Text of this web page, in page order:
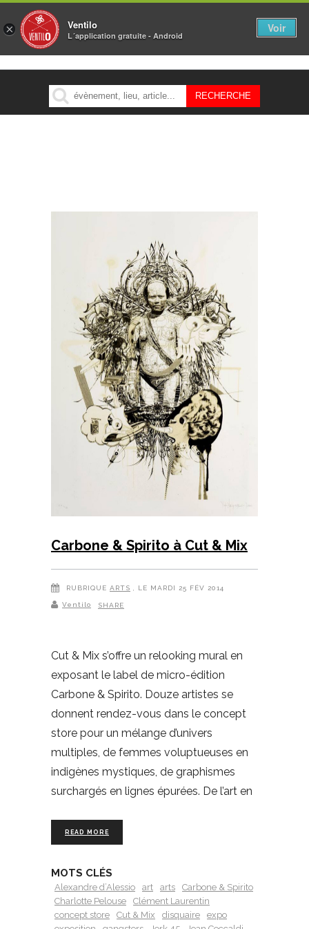
MENU
Carbone & Spirito à Cut & Mix
RUBRIQUE ARTS , LE MARDI 25 FÉV 2014
Ventilo SHARE
Cut & Mix s’offre un relooking mural en
exposant le label de micro-édition
Carbone & Spirito. Douze artistes se
donnent rendez-vous dans le concept
store pour un mélange d’univers
multiples, de femmes voluptueuses en
indigènes mystiques, de graphismes
surchargés en lignes épurées. De l’art en
READ MORE
MOTS CLÉS
Alexandre d’Alessio art arts
Carbone & Spirito
Charlotte Pelouse
Clément Laurentin
concept store
Cut & Mix disquaire
expo
× Ventilo
L´application gratuite - Android
Voir